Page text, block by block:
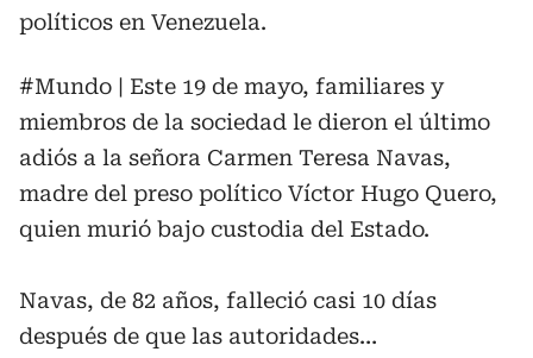
políticos en Venezuela.
#Mundo | Este 19 de mayo, familiares y
miembros de la sociedad le dieron el último
adiós a la señora Carmen Teresa Navas,
madre del preso político Víctor Hugo Quero,
quien murió bajo custodia del Estado.
Navas, de 82 años, falleció casi 10 días
después de que las autoridades…